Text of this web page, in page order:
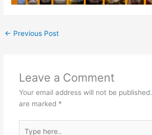
← Previous Post
Leave a Comment
Your email address will not be published.
are marked *